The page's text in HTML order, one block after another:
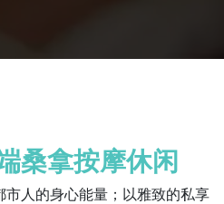
桑拿按摩休闲
市人的身心能量；以雅致的私享